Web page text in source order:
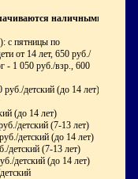
наличными
с пятницы по
от 14 лет, 650 руб./
- 1 050 руб./взр., 600
детский (до 14 лет),
(до 14 лет)
детский (7-13 лет)
детский (до 14 лет)
детский (7-13 лет)
детский (до 14 лет)